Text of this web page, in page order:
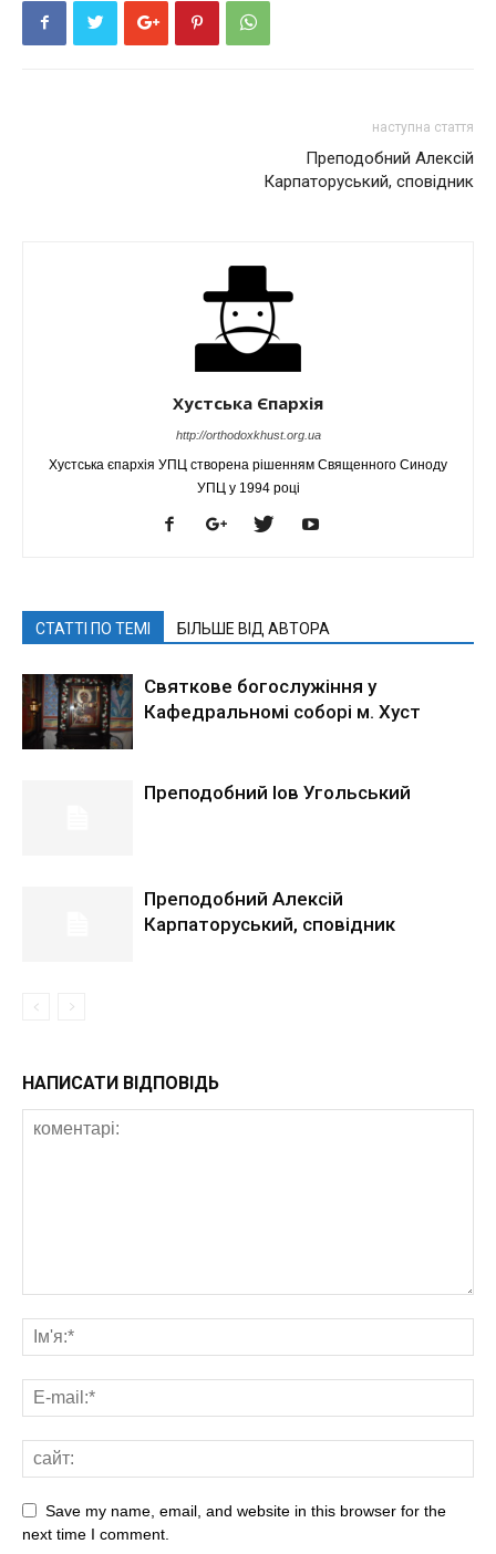
наступна стаття
Преподобний Алексій
Карпаторуський, сповідник
Хустська Єпархія
http://orthodoxkhust.org.ua
Хустська єпархія УПЦ створена рішенням Священного Синоду
УПЦ у 1994 році
СТАТТІ ПО ТЕМІ БІЛЬШЕ ВІД АВТОРА
Святкове богослужіння у
Кафедральномі соборі м. Хуст
Преподобний Іов Угольський
Преподобний Алексій
Карпаторуський, сповідник
НАПИСАТИ ВІДПОВІДЬ
Save my name, email, and website in this browser for the
next time I comment.